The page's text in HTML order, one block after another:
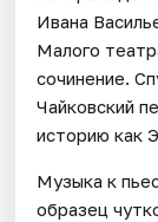
Ивана
Малого
сочинение.
Чайковский
историю как
Музыка к
образец